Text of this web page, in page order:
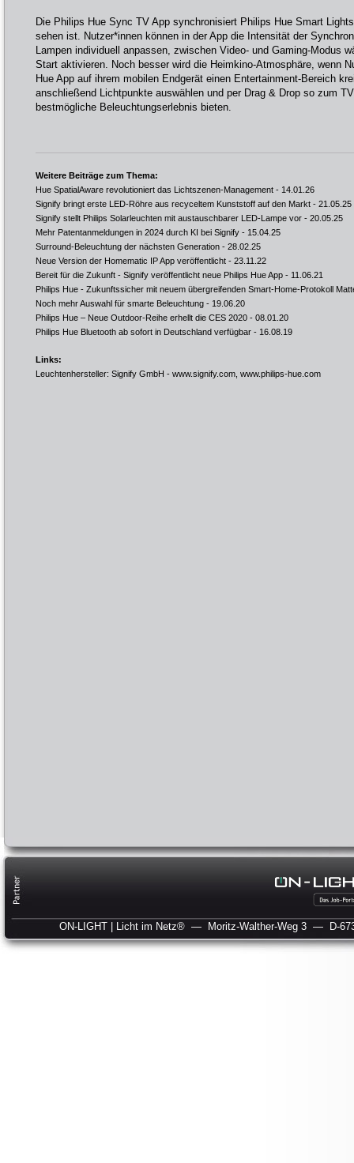
Die Philips Hue Sync TV App synchronisiert Philips Hue Smart
sehen ist. Nutzer*innen können in der App die Intensität der
Lampen individuell anpassen, zwischen Video- und Gaming-Modus
Start aktivieren. Noch besser wird die Heimkino-Atmosphäre, wenn
Hue App auf ihrem mobilen Endgerät einen Entertainment-Bereich
anschließend Lichtpunkte auswählen und per Drag & Drop so zum
bestmögliche Beleuchtungserlebnis bieten.
Weitere Beiträge zum Thema:
Hue SpatialAware revolutioniert das Lichtszenen-Management - 14.01.26
Signify bringt erste LED-Röhre aus recyceltem Kunststoff auf den Markt - 21.05.25
Signify stellt Philips Solarleuchten mit austauschbarer LED-Lampe vor - 20.05.25
Mehr Patentanmeldungen in 2024 durch KI bei Signify - 15.04.25
Surround-Beleuchtung der nächsten Generation - 28.02.25
Neue Version der Homematic IP App veröffentlicht - 23.11.22
Bereit für die Zukunft - Signify veröffentlicht neue Philips Hue App - 11.06.21
Philips Hue - Zukunftssicher mit neuem übergreifenden Smart-Home-Protokoll
Noch mehr Auswahl für smarte Beleuchtung - 19.06.20
Philips Hue – Neue Outdoor-Reihe erhellt die CES 2020 - 08.01.20
Philips Hue Bluetooth ab sofort in Deutschland verfügbar - 16.08.19
Links:
Leuchtenhersteller: Signify GmbH - www.signify.com www.philips-hue.com
ON-LIGHT | Licht im Netz® — Moritz-Walther-Weg 3 — D-